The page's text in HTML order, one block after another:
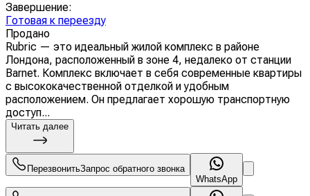
Завершение:
Готовая к переезду
Продано
Rubric — это идеальный жилой комплекс в районе
Лондона, расположенный в зоне 4, недалеко от станции
Barnet. Комплекс включает в себя современные квартиры
с высококачественной отделкой и удобным
расположением. Он предлагает хорошую транспортную
доступ...
Читать далее
ПерезвонитьЗапрос обратного звонка
WhatsApp